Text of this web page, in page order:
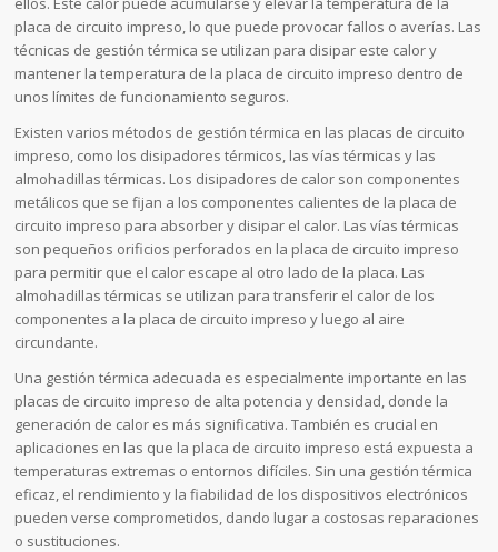
placa de circuito impreso, lo que puede provocar fallos o averías. Las
técnicas de gestión térmica se utilizan para disipar este calor y
mantener la temperatura de la placa de circuito impreso dentro de
unos límites de funcionamiento seguros.
Existen varios métodos de gestión térmica en las placas de circuito
impreso, como los disipadores térmicos, las vías térmicas y las
almohadillas térmicas. Los disipadores de calor son componentes
metálicos que se fijan a los componentes calientes de la placa de
circuito impreso para absorber y disipar el calor. Las vías térmicas
son pequeños orificios perforados en la placa de circuito impreso
para permitir que el calor escape al otro lado de la placa. Las
almohadillas térmicas se utilizan para transferir el calor de los
componentes a la placa de circuito impreso y luego al aire
circundante.
Una gestión térmica adecuada es especialmente importante en las
placas de circuito impreso de alta potencia y densidad, donde la
generación de calor es más significativa. También es crucial en
aplicaciones en las que la placa de circuito impreso está expuesta a
temperaturas extremas o entornos difíciles. Sin una gestión térmica
eficaz, el rendimiento y la fiabilidad de los dispositivos electrónicos
pueden verse comprometidos, dando lugar a costosas reparaciones
o sustituciones.